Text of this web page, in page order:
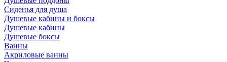
Сиденья для душа
Душевые кабины и боксы
Душевые кабины
Душевые боксы
Ванны
Акриловые ванны